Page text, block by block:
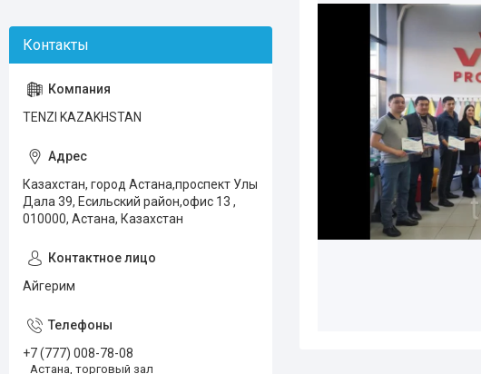
TENZI KAZAKHSTAN
Казахстан, город Астана,проспект Улы
Дала 39, Есильский район,офис 13 ,
010000, Астана, Казахстан
Айгерим
+7 (777) 008-78-08
Астана, торговый зал